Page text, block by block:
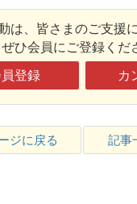
は、皆さまのご支援
ひ会員にご登録くだ
登録 カ
ジに戻る 記事